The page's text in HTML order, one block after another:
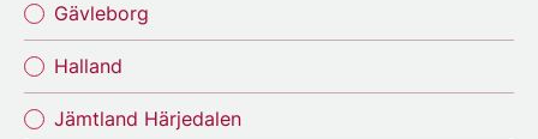
Gävleborg
Halland
Jämtland Härjedalen